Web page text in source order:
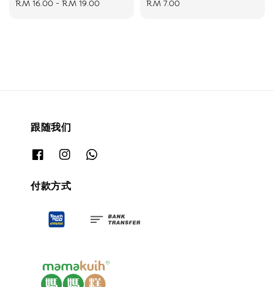
Regular
RM 16.00 - RM 19.00
Regular
RM 7.00
跟随我们
付款方式